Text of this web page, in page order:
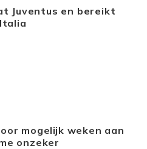
Juventus en bereikt
mogelijk weken aan
onzeker